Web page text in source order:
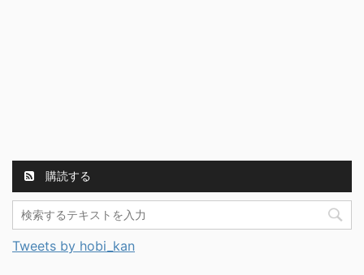
購読する
Tweets by hobi_kan